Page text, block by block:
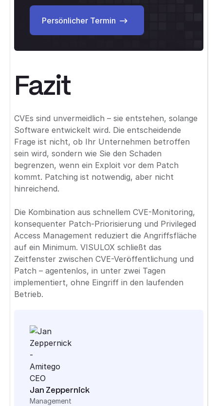
Persönlicher Termin
Persönlicher Termin
Fazit
CVEs sind unvermeidlich – sie entstehen, solange
Software entwickelt wird. Die entscheidende
Frage ist nicht, ob Ihr Unternehmen betroffen
sein wird, sondern wie Sie den Schaden
begrenzen, wenn ein Exploit vor dem Patch
kommt. Patching ist notwendig, aber nicht
hinreichend.
Die Kombination aus schnellem CVE-Monitoring,
konsequenter Patch-Priorisierung und Privileged
Access Management reduziert die Angriffsfläche
auf ein Minimum. VISULOX schließt das
Zeitfenster zwischen CVE-Veröffentlichung und
Patch – agentenlos, in unter zwei Tagen
implementiert, ohne Eingriff in den laufenden
Betrieb.
Jan Zeppernick
Management